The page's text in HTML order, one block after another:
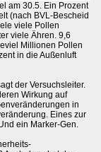
am 30.5. Ein Prozent
(nach BVL-Bescheid
viele Pollen
viele Ähren. 9,6
Millionen Pollen
in die Außenluft
der Versuchsleiter.
Wirkung auf
in
Eines zur
ein Marker-Gen.